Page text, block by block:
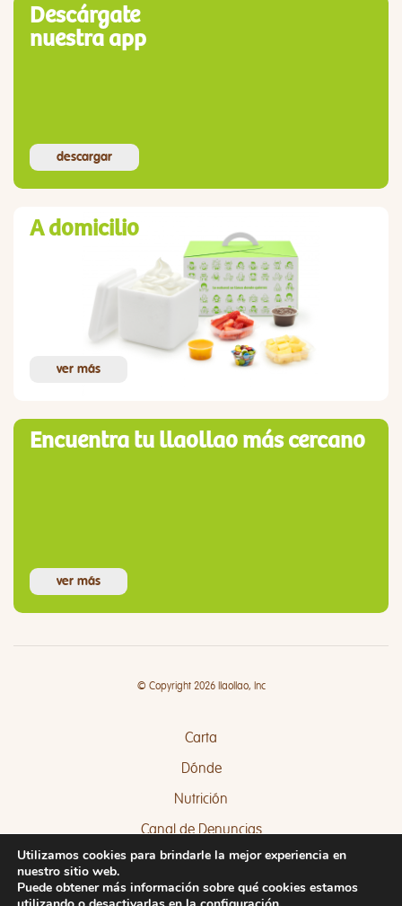
Descárgate
nuestra app
descargar
A domicilio
ver más
Encuentra tu llaollao más cercano
ver más
© Copyright 2026 llaollao, Inc
Carta
Dónde
Nutrición
Canal de Denuncias
Quejas y Sugerencias
Utilizamos cookies para brindarle la mejor experiencia en
nuestro sitio web.
Puede obtener más información sobre qué cookies estamos